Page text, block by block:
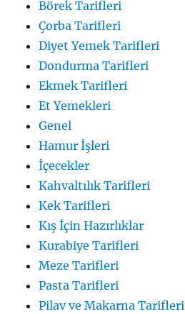
Börek Tarifleri
Çorba Tarifleri
Diyet Yemek Tarifleri
Dondurma Tarifleri
Ekmek Tarifleri
Et Yemekleri
Genel
Hamur İşleri
İçecekler
Kahvaltılık Tarifleri
Kek Tarifleri
Kış İçin Hazırlıklar
Kurabiye Tarifleri
Meze Tarifleri
Pasta Tarifleri
Pilav ve Makarna Tarifleri